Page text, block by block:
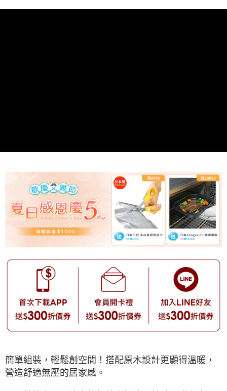
簡單組裝，輕鬆創空間！搭配原木設計更顯得溫暖，
營造舒適無壓的居家感。